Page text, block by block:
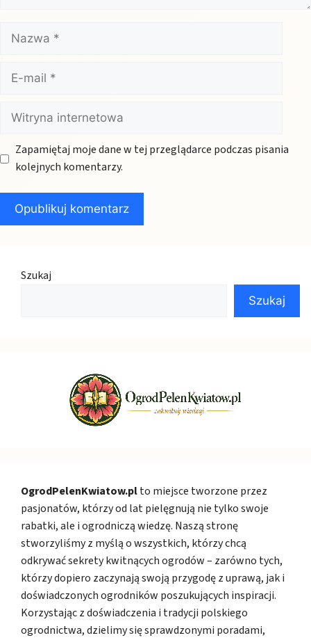
Nazwa
mail
Witryna
internetowa
Zapamiętaj moje dane w tej przeglądarce podczas pisania
kolejnych komentarzy.
Szukaj
Szukaj
OgrodPelenKwiatow.plto miejsce tworzone przez
pasjonatów, którzy od lat pielęgnują nie tylko swoje
rabatki, ale i ogrodniczą wiedzę. Naszą stronę
stworzyliśmy z myślą o wszystkich, którzy chcą
odkrywać sekrety kwitnących ogrodów – zarówno tych,
którzy dopiero zaczynają swoją przygodę z uprawą, jak i
doświadczonych ogrodników poszukujących inspiracji.
Korzystając z doświadczenia i tradycji polskiego
ogrodnictwa, dzielimy się sprawdzonymi poradami,